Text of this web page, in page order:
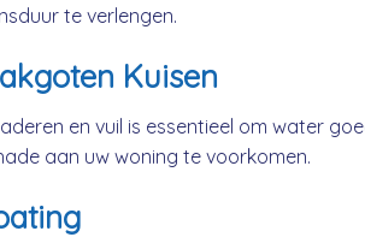
te verlengen.
Kuisen
en vuil is essentieel om water
aan uw woning te voorkomen.